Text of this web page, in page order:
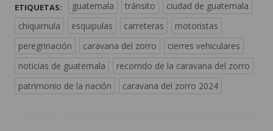
ETIQUETAS: guatemala tránsito
ciudad de guatemala
chiquimula
esquipulas carreteras
motoristas
peregrinación
caravana del zorro
cierres vehiculares
noticias de guatemala
recorrido de la caravana del zorro
patrimonio de la nación
caravana del zorro 2024